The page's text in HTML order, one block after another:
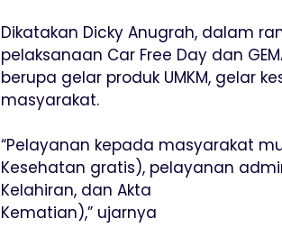
Dikatakan Dicky Anugrah, dalam
pelaksanaan Car Free Day dan
berupa gelar produk UMKM, gelar
masyarakat.
“Pelayanan kepada masyarakat
Kesehatan gratis), pelayanan
Kelahiran, dan Akta
Kematian),” ujarnya